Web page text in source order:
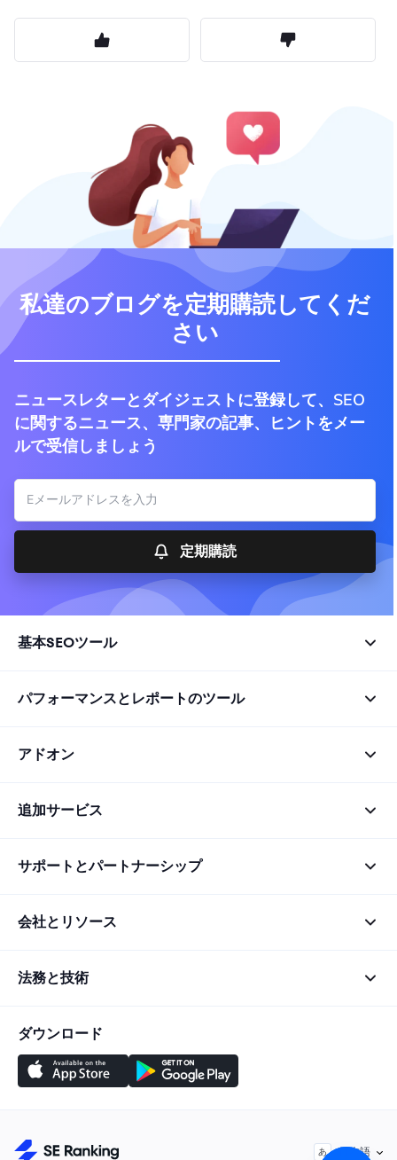
私達のブログを定期購読してくだ
さい
ニュースレターとダイジェストに登録して、SEO
に関するニュース、専門家の記事、ヒントをメー
ルで受信しましょう
定期購読
基本SEOツール
パフォーマンスとレポートのツール
アドオン
追加サービス
サポートとパートナーシップ
会社とリソース
法務と技術
ダウンロード
あ 日本語